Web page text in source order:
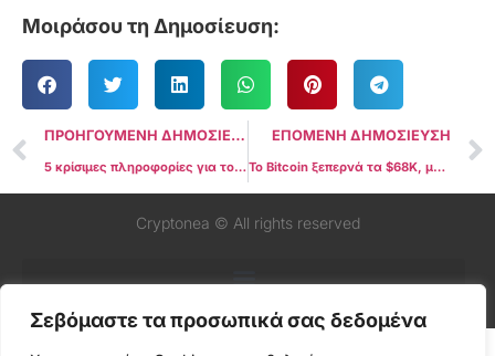
Σεβόμαστε τα προσωπικά σας δεδομένα
Μοιράσου τη Δημοσίευση:
ΠΡΟΗΓΟΥΜΕΝΗ ΔΗΜΟΣΙΕΥΣΗ
5 κρίσιμες πληροφορίες για το Bitcoin αυτή την εβδομάδα
ΕΠΟΜΕΝΗ ΔΗΜΟΣΙΕΥΣΗ
Το Bitcoin ξεπερνά τα $68K, με τo SOLANA να οδηγεί την άνοδο των κρύπτο με αύξηση 7%
Cryptonea © All rights reserved